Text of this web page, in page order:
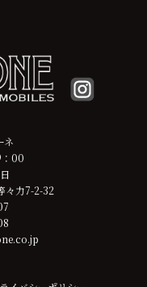
ネ
：00
々力7-2-32